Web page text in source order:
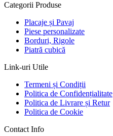
Categorii Produse
Placaje și Pavaj
Piese personalizate
Borduri, Rigole
Piatră cubică
Link-uri Utile
Termeni și Condiții
Politica de Confidențialitate
Politica de Livrare și Retur
Politica de Cookie
Contact Info